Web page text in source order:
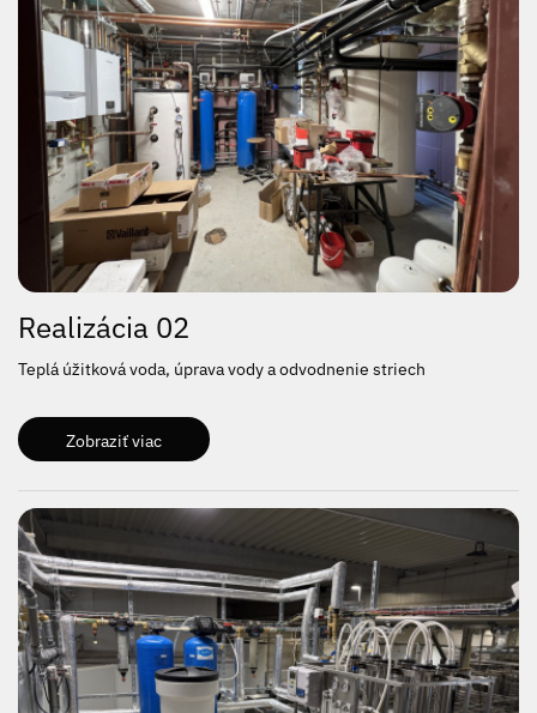
Realizácia 02
Teplá úžitková voda, úprava vody a odvodnenie striech
Zobraziť viac